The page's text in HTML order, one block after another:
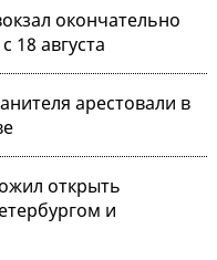
окончательно
18 августа
арестовали в
открыть
и